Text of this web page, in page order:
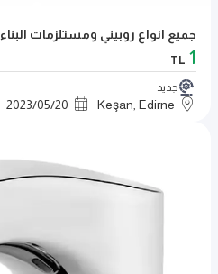
جميع انواع روبيني ومستلزمات البناء
1
TL
جديد
Keşan, Edirne
2023/05/20